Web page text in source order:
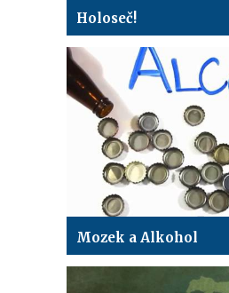
Holoseč!
Mozek a Alkohol